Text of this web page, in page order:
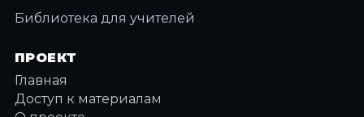
Библиотека для учителей
ПРОЕКТ
Главная
Доступ к материалам